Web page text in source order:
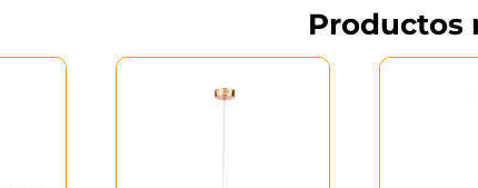
Productos